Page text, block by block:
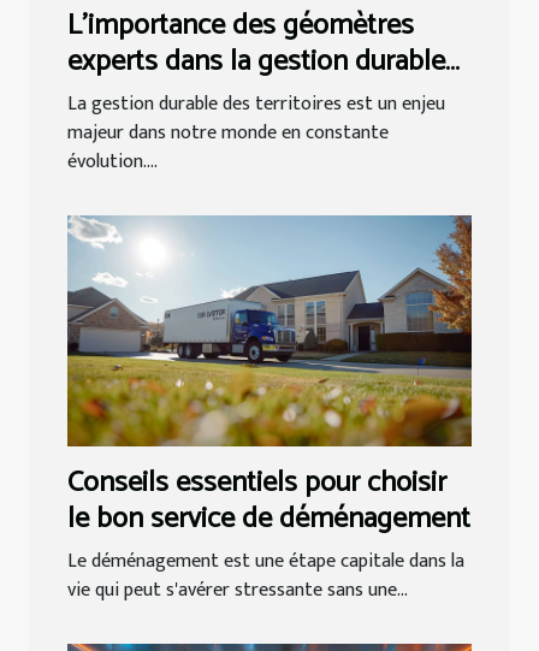
L’importance des géomètres
experts dans la gestion durable
des territoires
La gestion durable des territoires est un enjeu
majeur dans notre monde en constante
évolution....
Conseils essentiels pour choisir
le bon service de déménagement
Le déménagement est une étape capitale dans la
vie qui peut s'avérer stressante sans une...